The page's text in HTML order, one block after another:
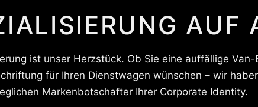
AUF
ist unser Herzstück. Ob Sie eine auffällige
für Ihren Dienstwagen wünschen – wir
Markenbotschafter Ihrer Corporate Identity.